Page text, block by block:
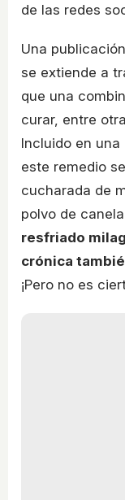
de las redes
Una
se extiende a
que una
curar, entre
Incluido en
este remedio
cucharada de
polvo de
resfriado
crónica
¡Pero no es